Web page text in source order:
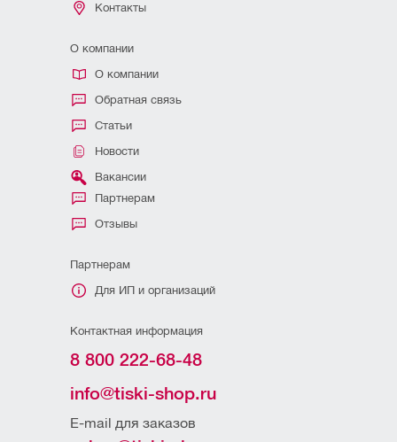
Контакты
О компании
О компании
Обратная связь
Статьи
Новости
Вакансии
Партнерам
Отзывы
Партнерам
Для ИП и организаций
Контактная информация
8 800 222-68-48
info@tiski-shop.ru
E-mail для заказов